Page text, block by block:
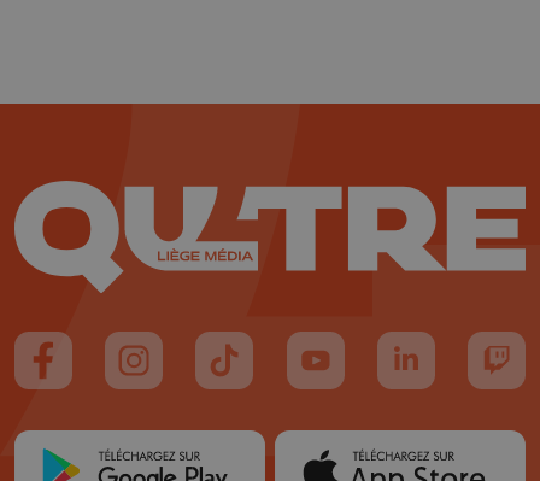
Suivez-nous sur FaceBook
Suivez-nous sur Instagram
Suivez-nous sur TikTok
Suivez-nous sur YouTube
Suivez-nous